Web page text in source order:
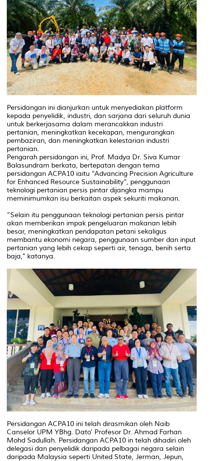
Persidangan ini dianjurkan untuk menyediakan platform
kepada penyelidik, industri, dan sarjana dari seluruh dunia
untuk berkerjasama dalam merancakkan industri
pertanian, meningkatkan kecekapan, mengurangkan
pembaziran, dan meningkatkan kelestarian industri
pertanian.
Pengarah persidangan ini, Prof. Madya Dr. Siva Kumar
Balasundram berkata, bertepatan dengan tema
persidangan ACPA10 iaitu “Advancing Precision Agriculture
for Enhanced Resource Sustainability”, penggunaan
teknologi pertanian persis pintar dijangka mampu
meminimumkan isu berkaitan aspek sekuriti makanan.
“Selain itu penggunaan teknologi pertanian persis pintar
akan memberikan impak pengeluaran makanan lebih
besar, meningkatkan pendapatan petani sekaligus
membantu ekonomi negara, penggunaan sumber dan input
pertanian yang lebih cekap seperti air, tenaga, benih serta
baja," katanya.
Persidangan ACPA10 ini telah dirasmikan oleh Naib
Canselor UPM YBhg. Dato' Profesor Dr. Ahmad Farhan
Mohd Sadullah. Persidangan ACPA10 in telah dihadiri oleh
delegasi dan penyelidik daripada pelbagai negara selain
daripada Malaysia seperti United State, Jerman, Jepun,